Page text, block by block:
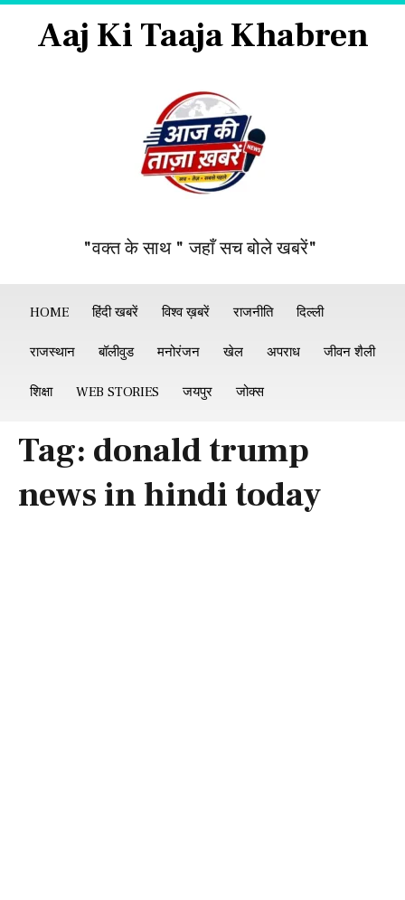
Aaj Ki Taaja Khabren
"वक्त के साथ " जहाँ सच बोले खबरें"
HOME हिंदी खबरें विश्व ख़बरें राजनीति दिल्ली
राजस्थान बॉलीवुड मनोरंजन खेल अपराध जीवन शैली
शिक्षा WEB STORIES जयपुर जोक्स
Tag: donald trump
news in hindi today